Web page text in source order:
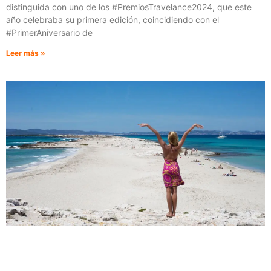
distinguida con uno de los #PremiosTravelance2024, que este
año celebraba su primera edición, coincidiendo con el
#PrimerAniversario de
Leer más »